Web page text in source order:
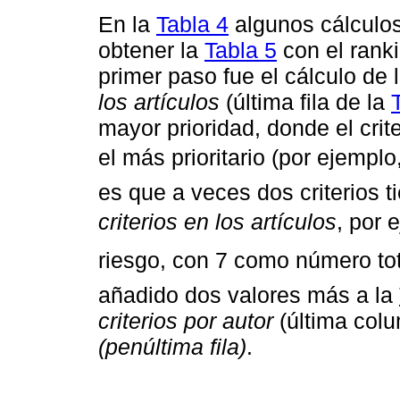
En la Tabla 4 algunos
obtener la Tabla 5 con el
primer paso fue el cálculo de
los artículos (última fila de la
mayor prioridad, donde el
el más prioritario (por
es que a veces dos criterios
criterios en los artículos, por
riesgo, con 7 como número
añadido dos valores más a la
criterios por autor(última
(penúltima fila).